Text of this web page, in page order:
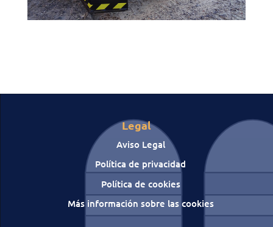
Legal
Aviso Legal
Política de privacidad
Política de cookies
Más información sobre las cookies